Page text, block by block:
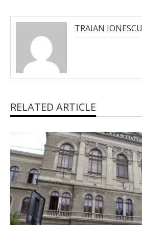
TRAIAN IONESCU
RELATED ARTICLE